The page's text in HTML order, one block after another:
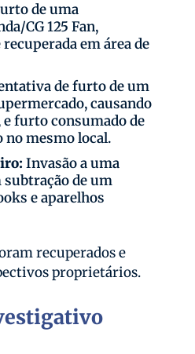
de uma
CG 125 Fan,
em área de
de furto de um
causando
e furto consumado de
mesmo local.
Invasão a uma
subtração de um
e aparelhos
recuperados e
proprietários.